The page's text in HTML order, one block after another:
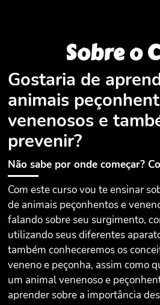
Junte-se a nós neste conteúdo
Sobre o
Gostaria de
animais
venenosos e
prevenir?
Não sabe por onde começar?
Com este curso vou te ensinar
de animais peçonhentos e
falando sobre seu surgimento,
utilizando seus diferentes
também conheceremos os
veneno e peçonha, assim como
um animal venenoso e
aprender sobre a importância